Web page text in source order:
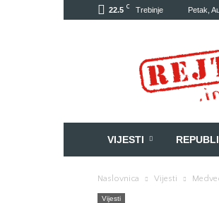
22.5 C Trebinje Petak,
VIJESTI
Naslovnica Vijesti
Vijesti